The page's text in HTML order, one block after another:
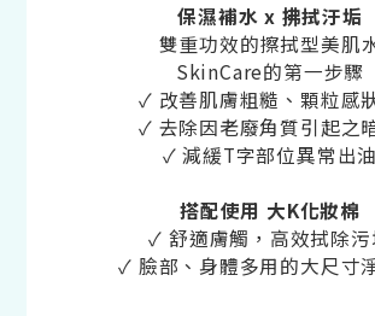
保濕補水 x 拂拭汙垢
雙重功效的擦拭型美肌
SkinCare的第一步驟
✓ 改善肌膚粗糙、顆粒感
✓ 去除因老廢角質引起之
✓ 減緩T字部位異常出油
搭配使用 大K化妝棉
✓ 舒適膚觸，高效拭除
✓ 臉部、身體多用的大尺寸